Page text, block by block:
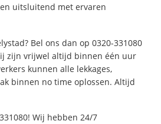
uitsluitend met ervaren
Bel ons dan op 0320-331080
zijn vrijwel altijd binnen één uur
kunnen alle lekkages,
binnen no time oplossen. Altijd
Wij hebben 24/7